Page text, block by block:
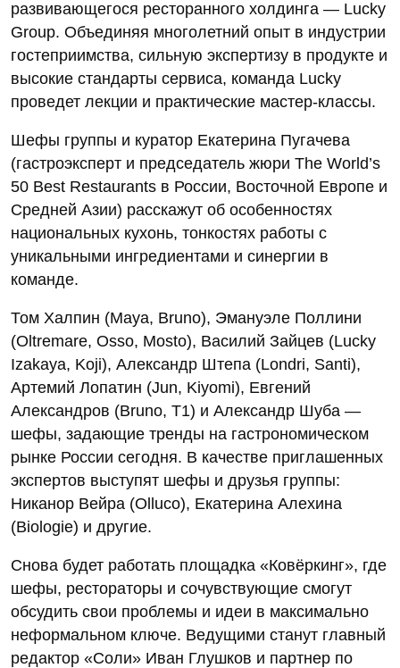
развивающегося ресторанного холдинга — Lucky
Group. Объединяя многолетний опыт в индустрии
гостеприимства, сильную экспертизу в продукте и
высокие стандарты сервиса, команда Lucky
проведет лекции и практические мастер-классы.
Шефы группы и куратор Екатерина Пугачева
(гастроэксперт и председатель жюри The World’s
50 Best Restaurants в России, Восточной Европе и
Средней Азии) расскажут об особенностях
национальных кухонь, тонкостях работы с
уникальными ингредиентами и синергии в
команде.
Том Халпин (Maya, Bruno), Эмануэле Поллини
(Oltremare, Osso, Mosto), Василий Зайцев (Lucky
Izakaya, Koji), Александр Штепа (Londri, Santi),
Артемий Лопатин (Jun, Kiyomi), Евгений
Александров (Bruno, T1) и Александр Шуба —
шефы, задающие тренды на гастрономическом
рынке России сегодня. В качестве приглашенных
экспертов выступят шефы и друзья группы:
Никанор Вейра (Olluco), Екатерина Алехина
(Biologie) и другие.
Снова будет работать площадка «Ковёркинг», где
шефы, рестораторы и сочувствующие смогут
обсудить свои проблемы и идеи в максимально
неформальном ключе. Ведущими станут главный
редактор «Соли» Иван Глушков и партнер по